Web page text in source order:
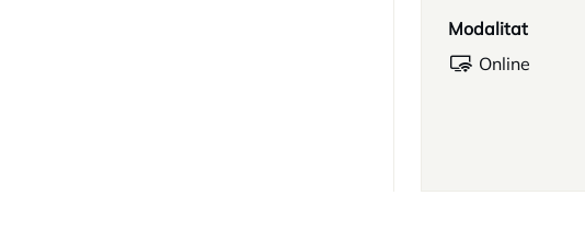
Modalitat
Online